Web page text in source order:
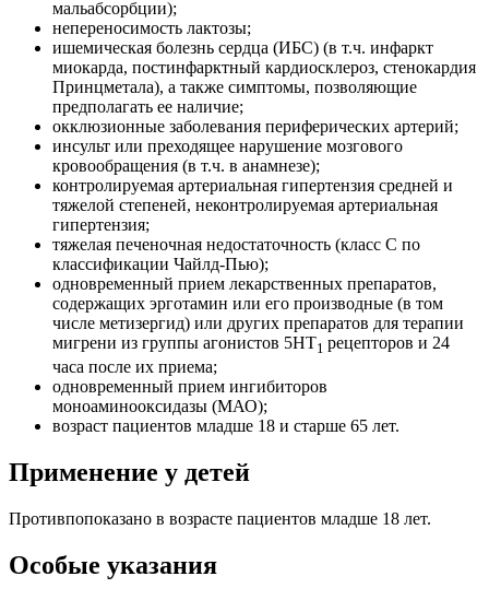
мальабсорбции);
непереносимость лактозы;
ишемическая болезнь сердца (ИБС) (в т.ч. инфаркт
миокарда, постинфарктный кардиосклероз, стенокардия
Принцметала), а также симптомы, позволяющие
предполагать ее наличие;
окклюзионные заболевания периферических артерий;
инсульт или преходящее нарушение мозгового
кровообращения (в т.ч. в анамнезе);
контролируемая артериальная гипертензия средней и
тяжелой степеней, неконтролируемая артериальная
гипертензия;
тяжелая печеночная недостаточность (класс С по
классификации Чайлд-Пью);
одновременный прием лекарственных препаратов,
содержащих эрготамин или его производные (в том
числе метизергид) или других препаратов для терапии
мигрени из группы агонистов 5НТ1 рецепторов и 24
часа после их приема;
одновременный прием ингибиторов
моноаминооксидазы (МАО);
возраст пациентов младше 18 и старше 65 лет.
Применение у детей
Противпопоказано в возрасте пациентов младше 18 лет.
Особые указания